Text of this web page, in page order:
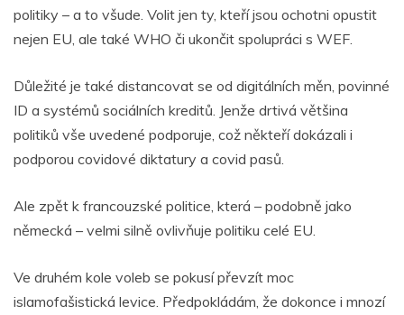
politiky – a to všude. Volit jen ty, kteří jsou ochotni opustit
nejen EU, ale také WHO či ukončit spolupráci s WEF.
Důležité je také distancovat se od digitálních měn, povinné
ID a systémů sociálních kreditů. Jenže drtivá většina
politiků vše uvedené podporuje, což někteří dokázali i
podporou covidové diktatury a covid pasů.
Ale zpět k francouzské politice, která – podobně jako
německá – velmi silně ovlivňuje politiku celé EU.
Ve druhém kole voleb se pokusí převzít moc
islamofašistická levice. Předpokládám, že dokonce i mnozí